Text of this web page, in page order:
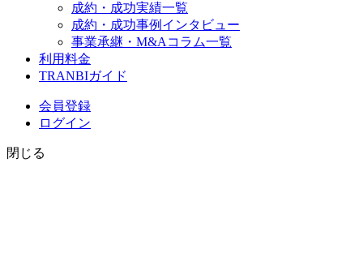
成約・成功実績一覧
成約・成功事例インタビュー
事業承継・M&Aコラム一覧
利用料金
TRANBIガイド
会員登録
ログイン
閉じる